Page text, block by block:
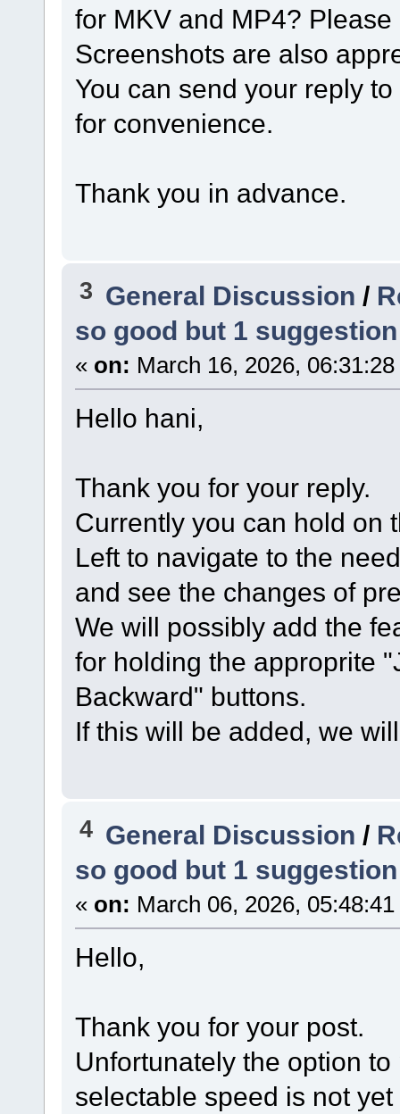
for MKV and MP4?
Screenshots are also
You can send your reply
for convenience.
Thank you in advance.
3 General Discussion /
so good but 1
« on: March 16, 2026,
Hello hani,
Thank you for your reply.
Currently you can hold on
Left to navigate to the
and see the changes of
We will possibly add the
for holding the approprite
Backward" buttons.
If this will be added, we
4 General Discussion /
so good but 1
« on: March 06, 2026,
Hello,
Thank you for your post.
Unfortunately the option
selectable speed is not